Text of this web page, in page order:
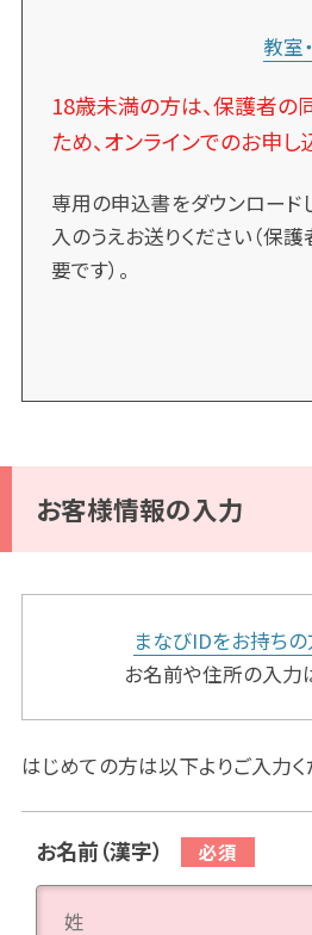
教室
18歳未満の方は、保護者の
ため、オンラインでのお申し
専用の申込書をダウンロード
入のうえお送りください（保
要です）。
お客様情報の入力
まなびIDをお持ち
お名前や住所の入力
はじめての方は以下よりご入力く
お名前（漢字）